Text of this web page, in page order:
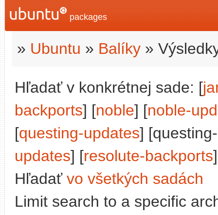
packages
» Ubuntu » Balíky »
Hľadať v konkrétnej sade: [
backports] [noble] [noble-
[questing-updates]
updates] [resolute-backports
Hľadať vo všetkých sadách
Limit search to a specific